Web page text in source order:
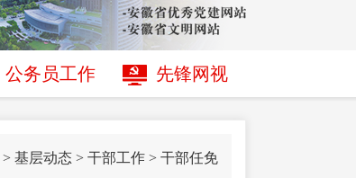
公务员工作 先锋网视
> 基层动态 > 干部工作 > 干部任免